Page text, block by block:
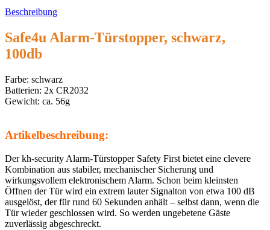
Beschreibung
Safe4u Alarm-Türstopper, schwarz,
100db
Farbe: schwarz
Batterien: 2x CR2032
Gewicht: ca. 56g
Artikelbeschreibung:
Der kh-security Alarm-Türstopper Safety First bietet eine clevere
Kombination aus stabiler, mechanischer Sicherung und
wirkungsvollem elektronischem Alarm. Schon beim kleinsten
Öffnen der Tür wird ein extrem lauter Signalton von etwa 100 dB
ausgelöst, der für rund 60 Sekunden anhält – selbst dann, wenn die
Tür wieder geschlossen wird. So werden ungebetene Gäste
zuverlässig abgeschreckt.